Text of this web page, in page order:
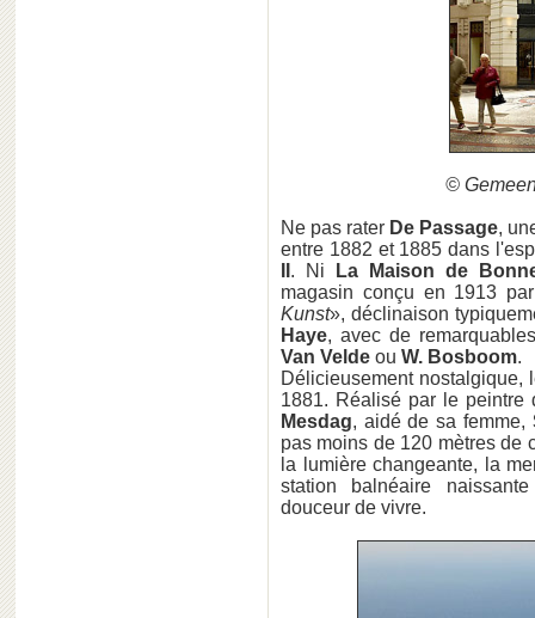
©
Ne pas rater De Passage,
entre 1882 et 1885 dans
. Ni
La Maison de
magasin conçu en 1913
Kunst», déclinaison
Haye, avec de
Van Velde ou W. Bosboom.
Délicieusement nostalgique,
1881. Réalisé par le
Mesdag, aidé de sa femme,
pas moins de 120 mètres de
la lumière changeante, la
station balnéaire
douceur de vivre.